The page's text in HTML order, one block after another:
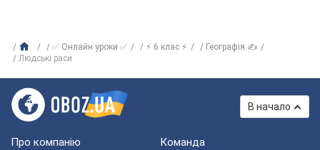
✅ Онлайн уроки ✅ ⚡ 6 клас ⚡
Географія ✍
Людські раси
В начало
Про компанію Команда